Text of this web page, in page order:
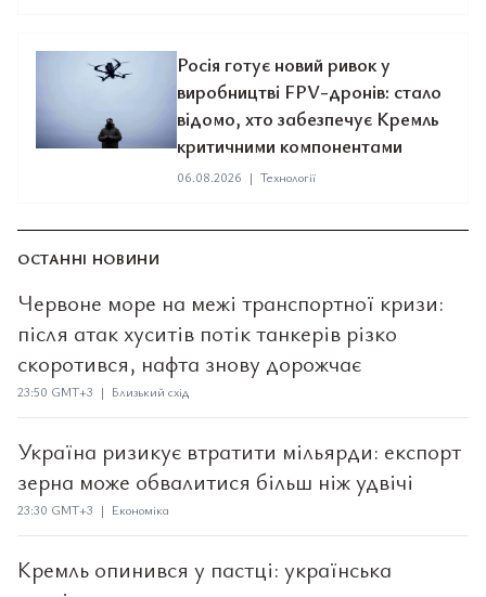
Росія готує новий ривок у
виробництві FPV-дронів: стало
відомо, хто забезпечує Кремль
критичними компонентами
06.08.2026 | Технології
ОСТАННІ НОВИНИ
Червоне море на межі транспортної кризи:
після атак хуситів потік танкерів різко
скоротився, нафта знову дорожчає
23:50 GMT+3 | Близький схід
Україна ризикує втратити мільярди: експорт
зерна може обвалитися більш ніж удвічі
23:30 GMT+3 | Економіка
Кремль опинився у пастці: українська